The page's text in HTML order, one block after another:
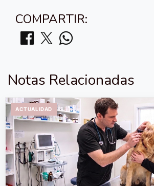
COMPARTIR:
Notas Relacionadas
ACTUALIDAD